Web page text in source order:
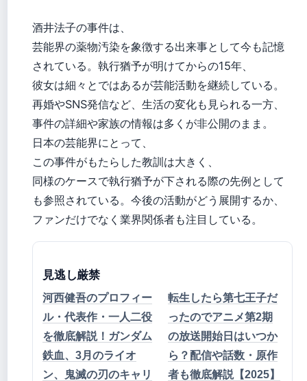
酒井法子の事件は、
芸能界の薬物汚染を象徴する出来事として今も記憶
されている。執行猶予が明けてからの15年、
彼女は細々とではあるが芸能活動を継続している。
再婚やSNS発信など、生活の変化も見られる一方、
事件の詳細や家族の情報は多くが非公開のまま。
日本の芸能界にとって、
この事件がもたらした教訓は大きく、
同様のケースで執行猶予が下される際の先例として
も参照されている。今後の活動がどう展開するか、
ファンだけでなく業界関係者も注目している。
見逃し厳禁
河西健吾のプロフィー
ル・代表作・一人二役
を徹底解説！ガンダム
鉄血、3月のライオ
ン、鬼滅の刃のキャリ
転生したら第七王子だ
ったのでアニメ第2期
の放送開始日はいつか
ら？配信や話数・原作
者も徹底解説【2025】